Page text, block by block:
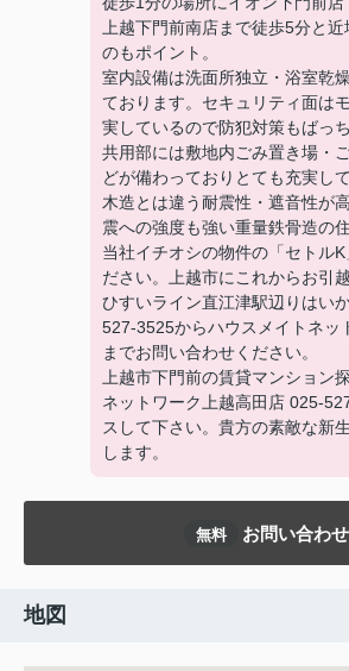
上越下門前南店まで徒歩5分と
のもポイント。
室内設備は洗面所独立・浴室乾
ております。セキュリティ面は
実しているので防犯対策もばっち
共用部には敷地内ごみ置き場・
どが備わっておりとても充実して
木造とは違う耐震性・遮音性が
震への強度も強い重量鉄骨造の
当社イチオシの物件の「セトルK
ださい。上越市にこれからお引
ひすいライン直江津駅辺りはい
527-3525からハウスメイトネッ
までお問い合わせください。
上越市下門前の賃貸マンション
ネットワーク上越高田店 025-
スして下さい。貴方の素敵な新
します。
無料 お問い合わせ
地図